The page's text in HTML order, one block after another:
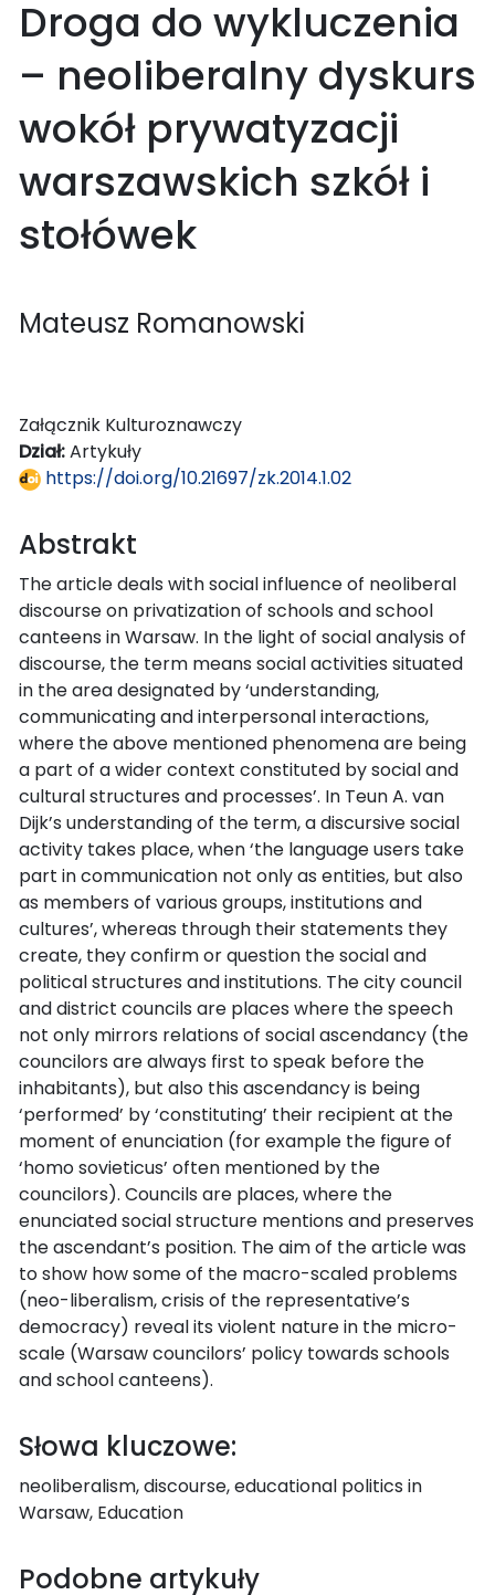
Droga do wykluczenia
– neoliberalny dyskurs
wokół prywatyzacji
warszawskich szkół i
stołówek
Mateusz Romanowski
Załącznik Kulturoznawczy
Dział:Artykuły
https://doi.org/10.21697/zk.2014.1.02
Abstrakt
The article deals with social influence of neoliberal
discourse on privatization of schools and school
canteens in Warsaw. In the light of social analysis of
discourse, the term means social activities situated
in the area designated by ‘understanding,
communicating and interpersonal interactions,
where the above mentioned phenomena are being
a part of a wider context constituted by social and
cultural structures and processes’. In Teun A. van
Dijk’s understanding of the term, a discursive social
activity takes place, when ‘the language users take
part in communication not only as entities, but also
as members of various groups, institutions and
cultures’, whereas through their statements they
create, they confirm or question the social and
political structures and institutions. The city council
and district councils are places where the speech
not only mirrors relations of social ascendancy (the
councilors are always first to speak before the
inhabitants), but also this ascendancy is being
‘performed’ by ‘constituting’ their recipient at the
moment of enunciation (for example the figure of
‘homo sovieticus’ often mentioned by the
councilors). Councils are places, where the
enunciated social structure mentions and preserves
the ascendant’s position. The aim of the article was
to show how some of the macro-scaled problems
(neo-liberalism, crisis of the representative’s
democracy) reveal its violent nature in the micro-
scale (Warsaw councilors’ policy towards schools
and school canteens).
Słowa kluczowe:
neoliberalism, discourse, educational politics in
Warsaw, Education
Podobne artykuły